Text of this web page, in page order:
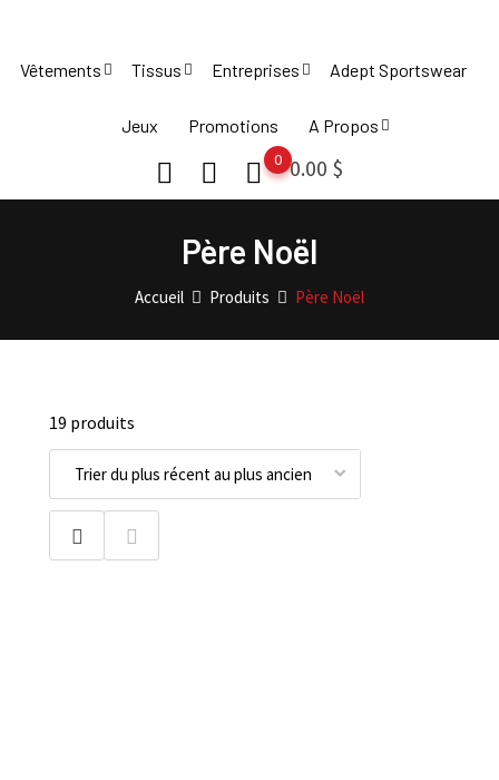
content
Vêtements Tissus Entreprises Adept Sportswear
Jeux Promotions A Propos
0.00 $
0
Père Noël
Accueil Produits Père Noël
19 produits